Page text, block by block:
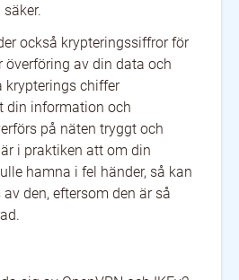
också krypteringssiffror för
överföring av din data och
krypterings chiffer
din information och
på näten tryggt och
i praktiken att om din
hamna i fel händer, så kan
den, eftersom den är så